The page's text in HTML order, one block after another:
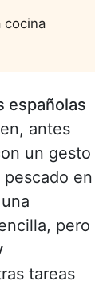
cocina
españolas
antes
un gesto
en
pero
tareas